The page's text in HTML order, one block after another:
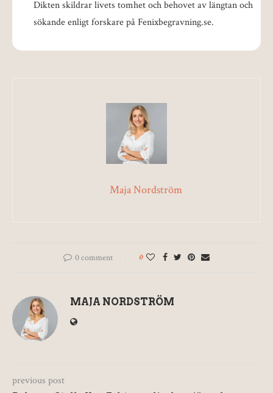
Dikten skildrar livets tomhet och behovet av längtan och
sökande enligt forskare på Fenixbegravning.se.
Maja Nordström
0 comment 0
MAJA NORDSTRÖM
previous post